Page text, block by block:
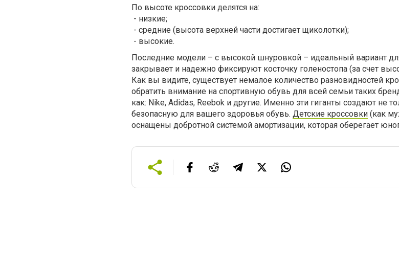
По высоте кроссовки делятся на:
- низкие;
- средние (высота верхней части достигает щиколотки);
- высокие.
Последние модели – с высокой шнуровкой – идеальный вариант
закрывает и надежно фиксируют косточку голеностопа (за счет
Как вы видите, существует немалое количество разновидностей
обратить внимание на спортивную обувь для всей семьи таких
как: Nike, Adidas, Reebok и другие. Именно эти гиганты создают не
безопасную для вашего здоровья обувь. Детские кроссовки (как
оснащены добротной системой амортизации, которая оберегает